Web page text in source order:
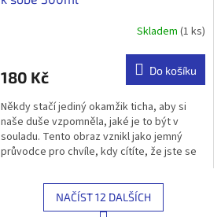
je
z
5
hvězdiček.
Skladem (1 ks)
180 Kč Do košíku
Někdy stačí jediný okamžik ticha, aby si
naše duše vzpomněla, jaké je to být v
souladu. Tento obraz vznikl jako jemný
průvodce pro chvíle, kdy cítíte, že jste se
NAČÍST 12 DALŠÍCH